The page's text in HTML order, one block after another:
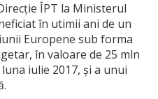
ÎPT la Ministerul
în utimii ani de un
Europene sub forma
în valoare de 25 mln
iulie 2017, și a unui